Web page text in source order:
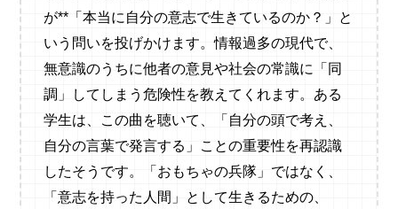
が**「本当に自分の意志で生きているのか？」と
いう問いを投げかけます。情報過多の現代で、
無意識のうちに他者の意見や社会の常識に「同
調」してしまう危険性を教えてくれます。ある
学生は、この曲を聴いて、「自分の頭で考え、
自分の言葉で発言する」ことの重要性を再認識
したそうです。「おもちゃの兵隊」ではなく、
「意志を持った人間」として生きるための、